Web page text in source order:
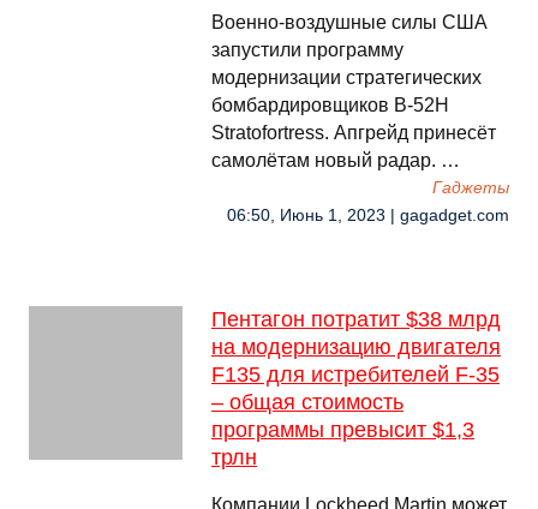
Военно-воздушные силы США
запустили программу
модернизации стратегических
бомбардировщиков B-52H
Stratofortress. Апгрейд принесёт
самолётам новый радар. …
Гаджеты
06:50, Июнь 1, 2023 | gagadget.com
Пентагон потратит $38 млрд
на модернизацию двигателя
F135 для истребителей F-35
– общая стоимость
программы превысит $1,3
трлн
Компании Lockheed Martin может